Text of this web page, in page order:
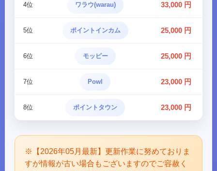
4位 ワラウ(warau) 33,000 円
5位 ポイントインカム 25,000 円
6位 モッピー 25,000 円
7位 Powl 23,000 円
8位 ポイントタウン 23,000 円
※【2026年05月最新】更新作業に努めておりま
すが情報が古い場合もございますのでご容赦く